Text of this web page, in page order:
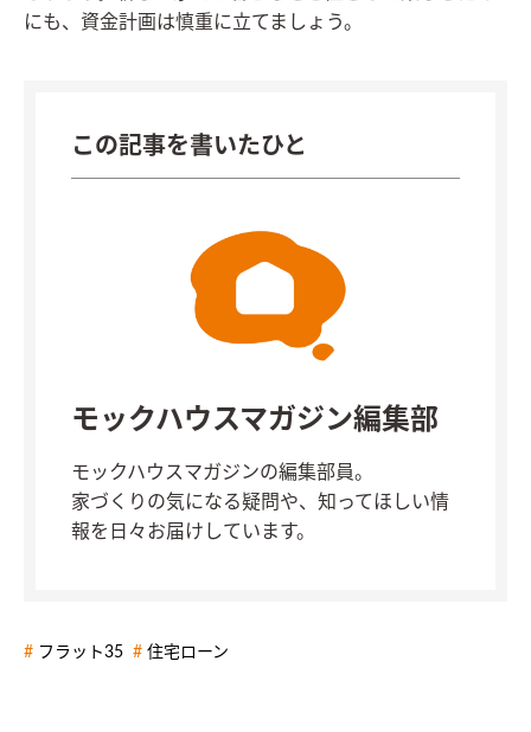
にも、資金計画は慎重に立てましょう。
この記事を書いたひと
モックハウスマガジン編集部
モックハウスマガジンの編集部員。
家づくりの気になる疑問や、知ってほしい情
報を日々お届けしています。
フラット35 住宅ローン